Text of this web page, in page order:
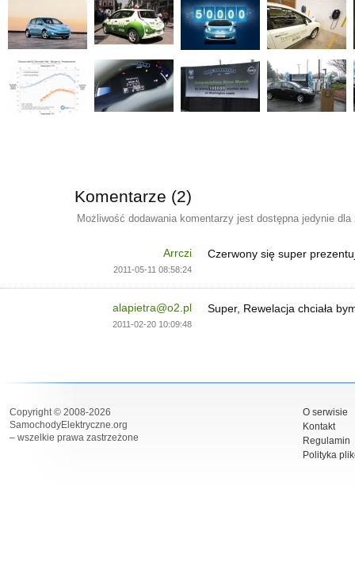
Komentarze (2)
Możliwość dodawania komentarzy jest dostępna jedynie
Arrczi
2011-05-11 08:58:24
Czerwony się super
alapietra@o2.pl
2011-02-20 10:09:48
Super, Rewelacja chciała
Copyright © 2008-2026
SamochodyElektryczne.org
– wszelkie prawa zastrzeżone
O serwisie
Kontakt
Regulamin
Polityka